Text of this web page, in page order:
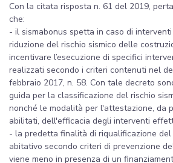
Con la citata risposta n. 61 del 2019,
che:
- il sismabonus spetta in caso di
riduzione del rischio sismico delle
incentivare l’esecuzione di specifici
realizzati secondo i criteri contenuti nel
febbraio 2017, n. 58. Con tale decreto
guida per la classificazione del rischio
nonché le modalità per l'attestazione, da
abilitati, dell'efficacia degli interventi
- la predetta finalità di riqualificazione del
abitativo secondo criteri di prevenzione
viene meno in presenza di un